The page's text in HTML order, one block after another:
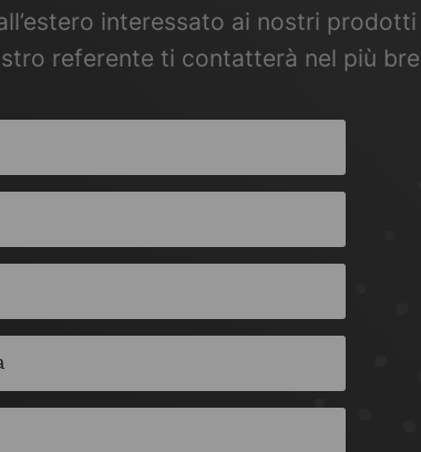
interessato ai nostri
referente ti contatterà nel più